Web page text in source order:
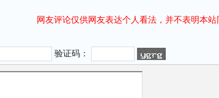
网友评论仅供网友表达个人看法，并不表明本
验证码：